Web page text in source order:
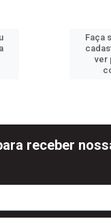
Faça
ver
receber